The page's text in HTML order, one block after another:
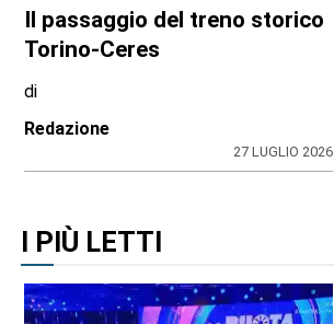
Il passaggio del treno storico
Torino-Ceres
di
Redazione
27 LUGLIO 2026
I PIÙ LETTI